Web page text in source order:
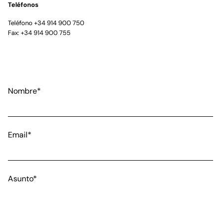
Teléfonos
Teléfono +34 914 900 750
Fax: +34 914 900 755
Nombre*
Email*
Asunto*